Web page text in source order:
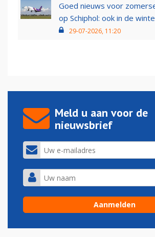
Goed nieuws voor
op Schiphol: ook in de
29-07-2026, 11:20
Meld u aan voor de
nieuwsbrief